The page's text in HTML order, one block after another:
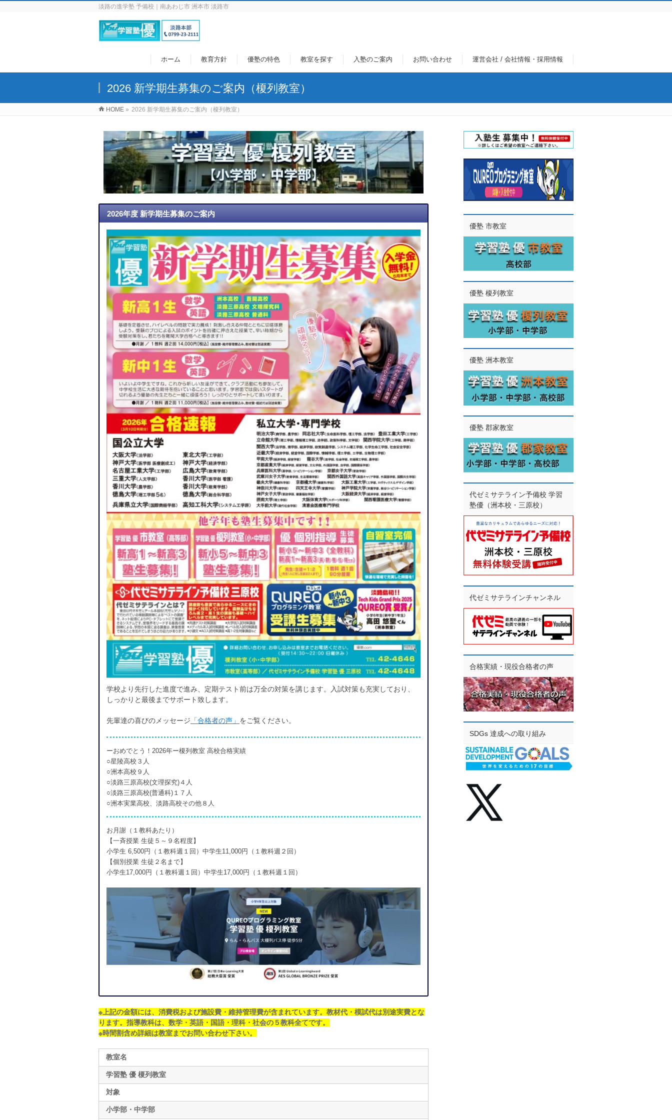
淡路の進学塾 予備校｜南あわじ市 洲本市 淡路市
ホーム 教育方針 優塾の特色 教室を探す 入塾のご案内 お問い合わせ 運営会社 / 会社情報・採用情報
2026 新学期生募集のご案内（榎列教室）
HOME » 2026 新学期生募集のご案内（榎列教室）
2026年度 新学期生募集のご案内
学校より先行した進度で進み、定期テスト前は万全の対策を講じます。入試対策も充実しており、
しっかりと最後までサポート致します。
先輩達の喜びのメッセージ 「合格者の声」 をご覧ください。
ーおめでとう！2026年ー榎列教室 高校合格実績
○星陵高校３人
○洲本高校９人
○淡路三原高校(文理探究)４人
○淡路三原高校(普通科)１７人
○洲本実業高校、淡路高校その他８人
お月謝（１教科あたり）
【一斉授業 生徒５～９名程度】
小学生 6,500円（１教科週１回）中学生11,000円（１教科週２回）
【個別授業 生徒２名まで】
小学生17,000円（１教科週１回）中学生17,000円（１教科週１回）
※上記の金額には、消費税および施設費・維持管理費が含まれています。教材代・模試代は別途実費とな
ります。 指導教科は、数学・英語・国語・理科・社会の５教科全てです。
※時間割含め詳細は教室までお問い合わせ下さい。
教室名
学習塾 優 榎列教室
対象
小学部・中学部
優塾 市教室
優塾 榎列教室
優塾 洲本教室
優塾 郡家教室
代ゼミサテライン予備校 学習
塾優（洲本校・三原校）
代ゼミサテラインチャンネル
合格実績・現役合格者の声
SDGs 達成への取り組み